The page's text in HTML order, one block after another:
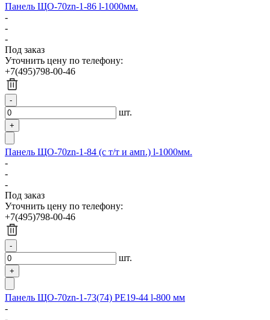
Панель ЩО-70zn-1-86 l-1000мм.
-
-
-
Под заказ
Уточнить цену по телефону:
+7(495)798-00-46
шт.
Панель ЩО-70zn-1-84 (с т/т и амп.) l-1000мм.
-
-
-
Под заказ
Уточнить цену по телефону:
+7(495)798-00-46
шт.
Панель ЩО-70zn-1-73(74) РЕ19-44 l-800 мм
-